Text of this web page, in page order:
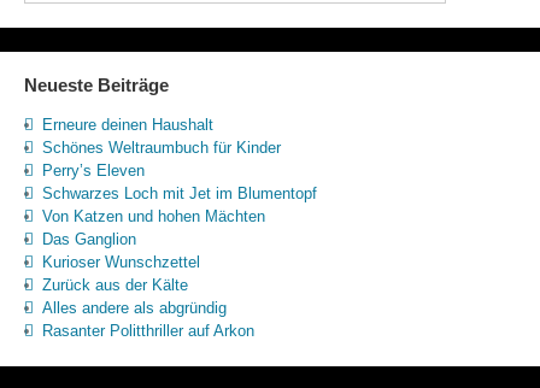
Neueste Beiträge
Erneure deinen Haushalt
Schönes Weltraumbuch für Kinder
Perry’s Eleven
Schwarzes Loch mit Jet im Blumentopf
Von Katzen und hohen Mächten
Das Ganglion
Kurioser Wunschzettel
Zurück aus der Kälte
Alles andere als abgründig
Rasanter Politthriller auf Arkon